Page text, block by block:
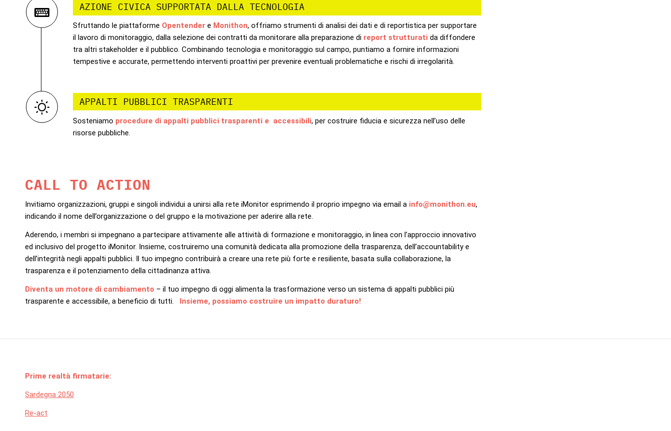
AZIONE CIVICA SUPPORTATA DALLA TECNOLOGIA
Sfruttando le piattaforme Opentender e Monithon, offriamo strumenti di analisi dei dati e di reportistica per supportare
il lavoro di monitoraggio, dalla selezione dei contratti da monitorare alla preparazione di report strutturati da diffondere
tra altri stakeholder e il pubblico. Combinando tecnologia e monitoraggio sul campo, puntiamo a fornire informazioni
tempestive e accurate, permettendo interventi proattivi per prevenire eventuali problematiche e rischi di irregolarità.
APPALTI PUBBLICI TRASPARENTI
Sosteniamo procedure di appalti pubblici trasparenti e accessibili, per costruire fiducia e sicurezza nell’uso delle
risorse pubbliche.
CALL TO ACTION
Invitiamo organizzazioni, gruppi e singoli individui a unirsi alla rete iMonitor esprimendo il proprio impegno via email a info@monithon.eu,
indicando il nome dell’organizzazione o del gruppo e la motivazione per aderire alla rete.
Aderendo, i membri si impegnano a partecipare attivamente alle attività di formazione e monitoraggio, in linea con l’approccio innovativo
ed inclusivo del progetto iMonitor. Insieme, costruiremo una comunità dedicata alla promozione della trasparenza, dell’accountabilitye
dell’integrità negli appalti pubblici. Il tuo impegno contribuirà a creare una rete più forte e resiliente, basata sulla collaborazione, la
trasparenza e il potenziamento della cittadinanza attiva.
Diventa un motore di cambiamento – il tuo impegno di oggi alimenta la trasformazione verso un sistema di appalti pubblici più
trasparente e accessibile, a beneficio di tutti. Insieme, possiamo costruire un impatto duraturo!
Prime realtà firmatarie:
Sardegna 2050
Re-act